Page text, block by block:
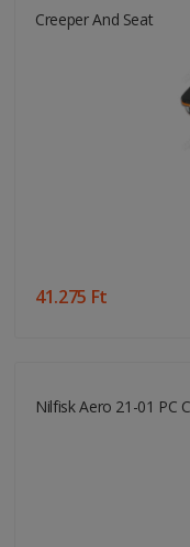
Creeper And Seat
41.275 Ft
Nilfisk Aero 21-01 PC